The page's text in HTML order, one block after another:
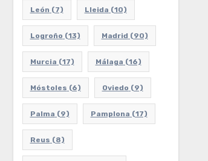
León (7) Lleida (10)
Logroño (13) Madrid (90)
Murcia (17) Málaga (16)
Móstoles (6) Oviedo (9)
Palma (9) Pamplona (17)
Reus (8)